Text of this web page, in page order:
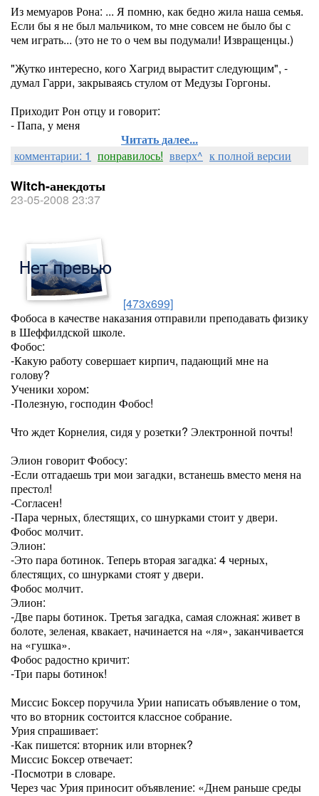
Из мемуаров Рона: ... Я помню, как бедно жила наша семья.
Если бы я не был мальчиком, то мне совсем не было бы с
чем играть... (это не то о чем вы подумали! Извращенцы.)
"Жутко интересно, кого Хагрид вырастит следующим", -
думал Гарри, закрываясь стулом от Медузы Горгоны.
Приходит Рон отцу и говорит:
- Папа, у меня
Читать далее...
комментарии: 1 понравилось! вверх^ к полной версии
Witch-анекдоты
23-05-2008 23:37
[473x699]
Фобоса в качестве наказания отправили преподавать физику
в Шеффилдской школе.
Фобос:
-Какую работу совершает кирпич, падающий мне на
голову?
Ученики хором:
-Полезную, господин Фобос!
Что ждет Корнелия, сидя у розетки? Электронной почты!
Элион говорит Фобосу:
-Если отгадаешь три мои загадки, встанешь вместо меня на
престол!
-Согласен!
-Пара черных, блестящих, со шнурками стоит у двери.
Фобос молчит.
Элион:
-Это пара ботинок. Теперь вторая загадка: 4 черных,
блестящих, со шнурками стоят у двери.
Фобос молчит.
Элион:
-Две пары ботинок. Третья загадка, самая сложная: живет в
болоте, зеленая, квакает, начинается на «ля», заканчивается
на «гушка».
Фобос радостно кричит:
-Три пары ботинок!
Миссис Боксер поручила Урии написать объявление о том,
что во вторник состоится классное собрание.
Урия спрашивает:
-Как пишется: вторник или вторнек?
Миссис Боксер отвечает:
-Посмотри в словаре.
Через час Урия приносит объявление: «Днем раньше среды